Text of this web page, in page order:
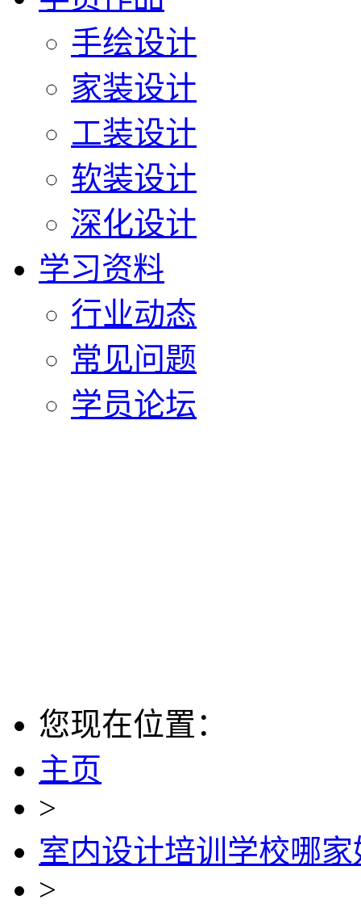
手绘设计
家装设计
工装设计
软装设计
深化设计
学习资料
行业动态
常见问题
学员论坛
您现在位置：
主页
>
室内设计培训学校哪家
>